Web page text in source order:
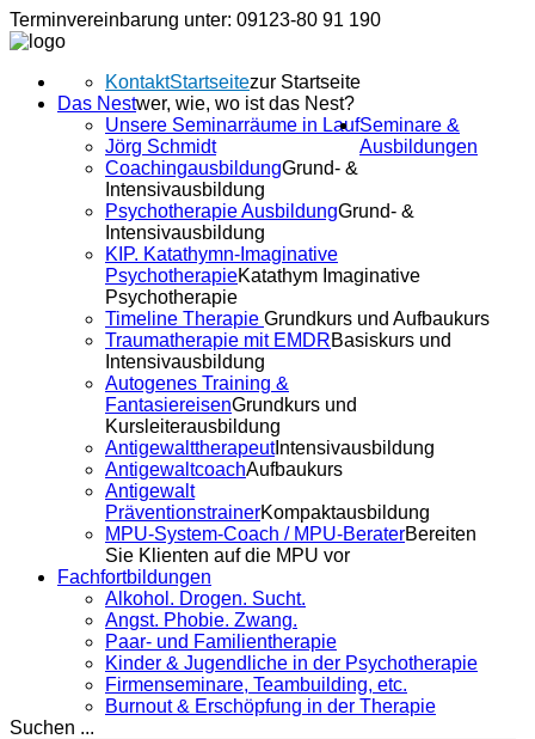
Terminvereinbarung unter: 09123-80 91 190
Startseitezur Startseite
Kontakt
Das Nestwer, wie, wo ist das Nest?
Unsere Seminarräume in Lauf
Jörg Schmidt
Seminare &
Ausbildungen
CoachingausbildungGrund- &
Intensivausbildung
Psychotherapie AusbildungGrund- &
Intensivausbildung
KIP. Katathymn-Imaginative
PsychotherapieKatathym Imaginative
Psychotherapie
Timeline Therapie Grundkurs und Aufbaukurs
Traumatherapie mit EMDRBasiskurs und
Intensivausbildung
Autogenes Training &
FantasiereisenGrundkurs und
Kursleiterausbildung
AntigewalttherapeutIntensivausbildung
AntigewaltcoachAufbaukurs
Antigewalt
PräventionstrainerKompaktausbildung
MPU-System-Coach / MPU-BeraterBereiten
Sie Klienten auf die MPU vor
Fachfortbildungen
Alkohol. Drogen. Sucht.
Angst. Phobie. Zwang.
Paar- und Familientherapie
Kinder & Jugendliche in der Psychotherapie
Firmenseminare, Teambuilding, etc.
Burnout & Erschöpfung in der Therapie
Suchen ...